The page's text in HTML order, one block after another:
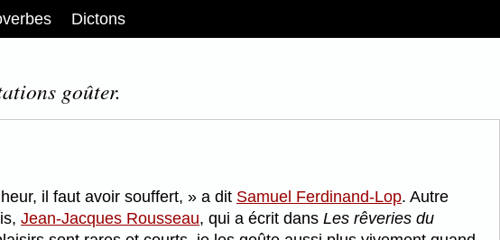
Dictons
goûter.
il faut avoir souffert, a dit Samuel Ferdinand-Lop. Autre
Jean-Jacques Rousseau, qui a écrit dans Les rêveries du